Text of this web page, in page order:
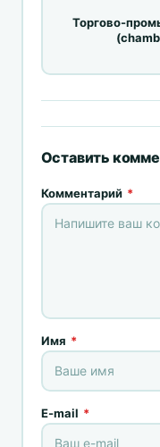
Торгово-
Оставить
Комментарий *
Имя *
E-mail *